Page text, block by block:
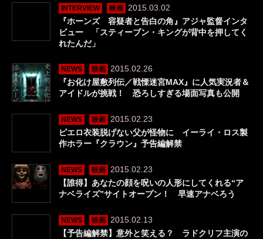
INTERVIEW 映画
2015.03.02
『ホーンズ 容疑者と告白の角』アジャ監督インタ
ビュー 「スティーブン・キングが背中を押してく
れたんだ」
NEWS 映画
2015.02.26
『お化け屋敷列伝／戦慄迷宮MAX』に人気実況者＆
アイドルが挑戦！ 恐ろしすぎる場面写真も公開
NEWS 映画
2015.02.23
ピエロ衣装脱げない父が怪物に イーライ・ロス製
作ホラー『クラウン』予告編解禁
NEWS 映画
2015.02.23
【誰得】あなたの顔を呪いの人形にしてくれる“ア
ナベライズ”サイトオープン！ 早速アナベろう
NEWS 映画
2015.02.13
【予告編解禁】意外と笑える？ ラドクリフ主演の